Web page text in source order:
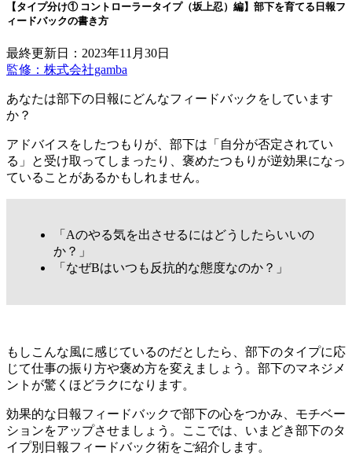
【タイプ分け① コントローラータイプ（坂上忍）編】部下を育てる日報フ
ィードバックの書き方
最終更新日：2023年11月30日
監修：株式会社gamba
あなたは部下の日報にどんなフィードバックをしています
か？
アドバイスをしたつもりが、部下は「自分が否定されてい
る」と受け取ってしまったり、褒めたつもりが逆効果になっ
ていることがあるかもしれません。
「Aのやる気を出させるにはどうしたらいいの
か？」
「なぜBはいつも反抗的な態度なのか？」
もしこんな風に感じているのだとしたら、部下のタイプに応
じて仕事の振り方や褒め方を変えましょう。部下のマネジメ
ントが驚くほどラクになります。
効果的な日報フィードバックで部下の心をつかみ、モチベー
ションをアップさせましょう。ここでは、いまどき部下のタ
イプ別日報フィードバック術をご紹介します。